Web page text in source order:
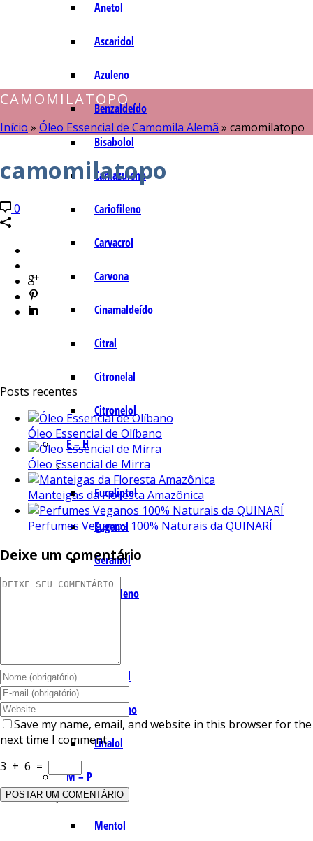
Anetol
Ascaridol
Azuleno
Benzaldeído
Bisabolol
Camazuleno
Cariofileno
Carvacrol
Carvona
Cinamaldeído
Citral
Citronelal
Citronelol
E – H
Eucaliptol
Eugenol
Geraniol
Humuleno
Lemonal
Limoneno
Linalol
M – P
Mentol
CAMOMILATOPO
Início » Óleo Essencial de Camomila Alemã » camomilatopo
camomilatopo
0
Posts recentes
Óleo Essencial de Olíbano
Óleo Essencial de Mirra
Manteigas da Floresta Amazônica
Perfumes Veganos 100% Naturais da QUINARÍ
Deixe um comentário
Save my name, email, and website in this browser for the
next time I comment.
3 + 6 =